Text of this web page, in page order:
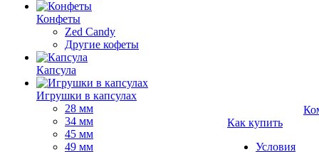
Конфеты
Zed Candy
Другие кофеты
Капсула
Игрушки в капсулах
28 мм
34 мм
45 мм
49 мм
Как купить
Условия